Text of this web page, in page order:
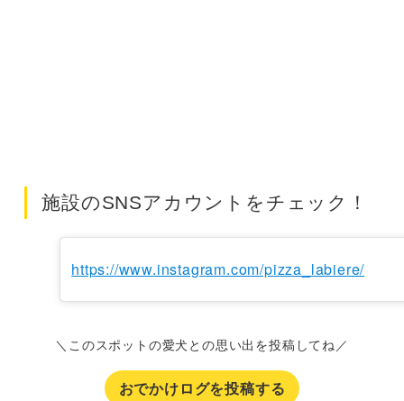
施設のSNSアカウントをチェック！
https://www.instagram.com/pizza_labiere/
＼このスポットの愛犬との思い出を投稿してね／
おでかけログを投稿する